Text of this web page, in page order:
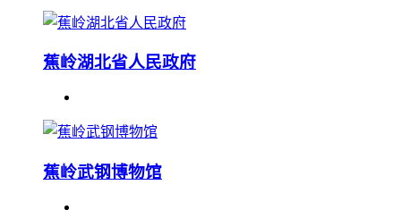
蕉岭湖北省人民政府
蕉岭武钢博物馆